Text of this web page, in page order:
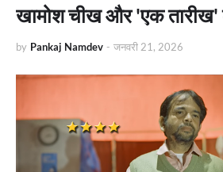
खामोश चीख और 'एक तारीख'
by Pankaj Namdev - जनवरी 21, 2026